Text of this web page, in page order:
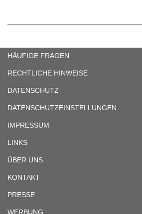
HÄUFIGE FRAGEN
RECHTLICHE HINWEISE
DATENSCHUTZ
DATENSCHUTZEINSTELLUNGEN
IMPRESSUM
LINKS
ÜBER UNS
KONTAKT
PRESSE
WERBUNG